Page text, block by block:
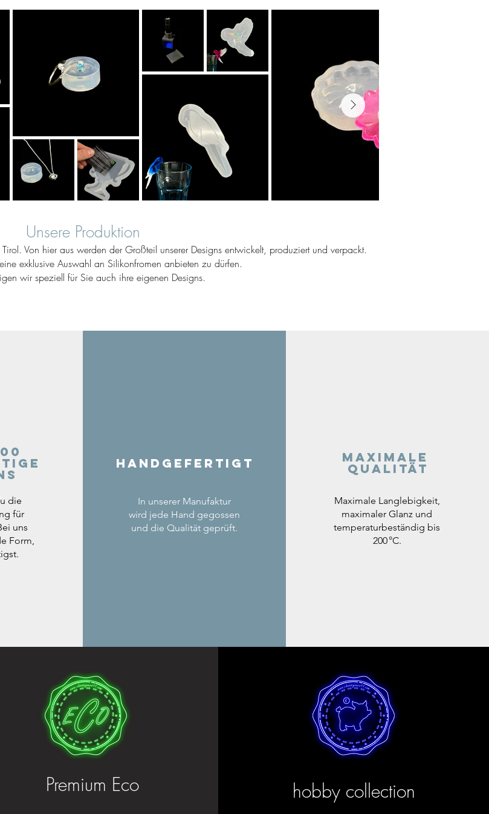
Unsere Produktion
Von hier aus werden der Großteil unserer Designs entwickelt, produziert und verpackt.
exklusive Auswahl an Silikonfromen anbieten zu dürfen.
wir speziell für Sie auch ihre eigenen Designs.
die
für
uns
Form,
Handgefertigt
In unserer Manufaktur
wird jede Hand gegossen
und die Qualität geprüft.
Maximale
Qualität
Maximale Langlebigkeit,
maximaler Glanz und
temperaturbeständig bis
200 °C.
Premium Eco hobby collection